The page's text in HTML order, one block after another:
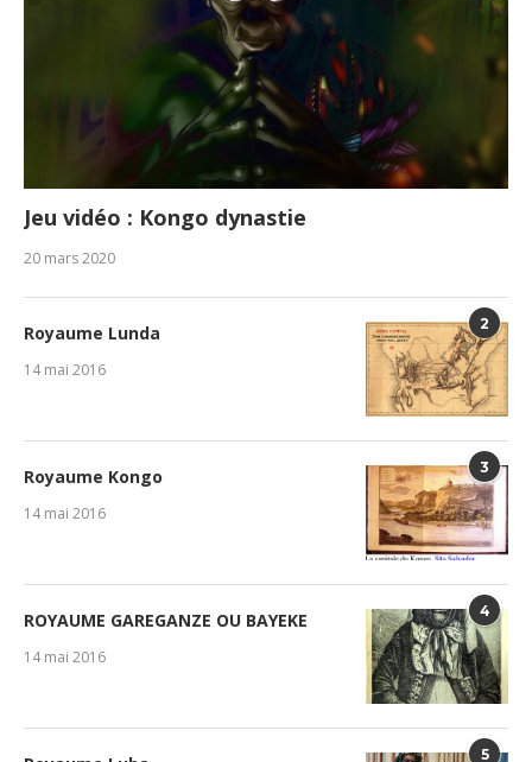
Jeu vidéo : Kongo dynastie
20 mars 2020
2
Royaume Lunda
14 mai 2016
3
Royaume Kongo
14 mai 2016
4
ROYAUME GAREGANZE OU BAYEKE
14 mai 2016
5